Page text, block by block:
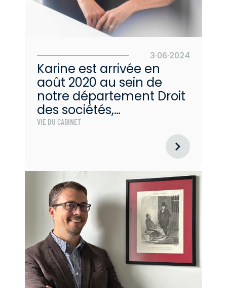
3·06·2024
Karine est arrivée en
août 2020 au sein de
notre département Droit
des sociétés,
transmission, fiscalité en
VIE DU CABINET